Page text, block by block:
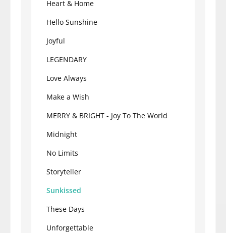
Heart & Home
Hello Sunshine
Joyful
LEGENDARY
Love Always
Make a Wish
MERRY & BRIGHT - Joy To The World
Midnight
No Limits
Storyteller
Sunkissed
These Days
Unforgettable